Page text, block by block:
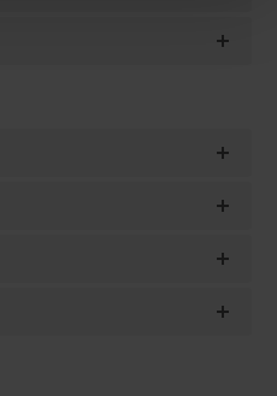
fornito loro o che hanno